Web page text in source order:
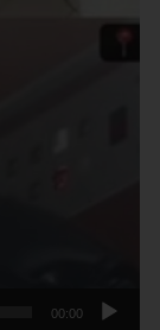
00:00